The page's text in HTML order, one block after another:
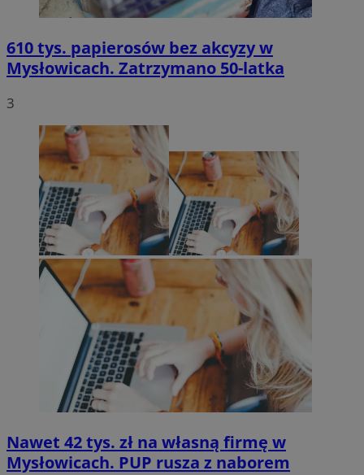
610 tys. papierosów bez akcyzy w
Mysłowicach. Zatrzymano 50-latka
3
Nawet 42 tys. zł na własną firmę w
Mysłowicach. PUP rusza z naborem